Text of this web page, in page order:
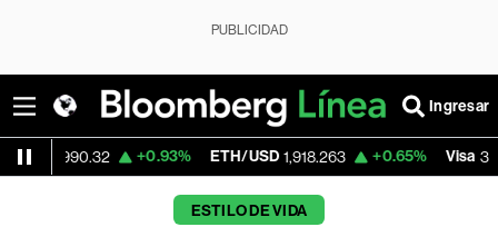
PUBLICIDAD
Ingresar
+0.93% ETH/USD 1,918.263 +0.65% Visa 366.78 -
ESTILO DE VIDA